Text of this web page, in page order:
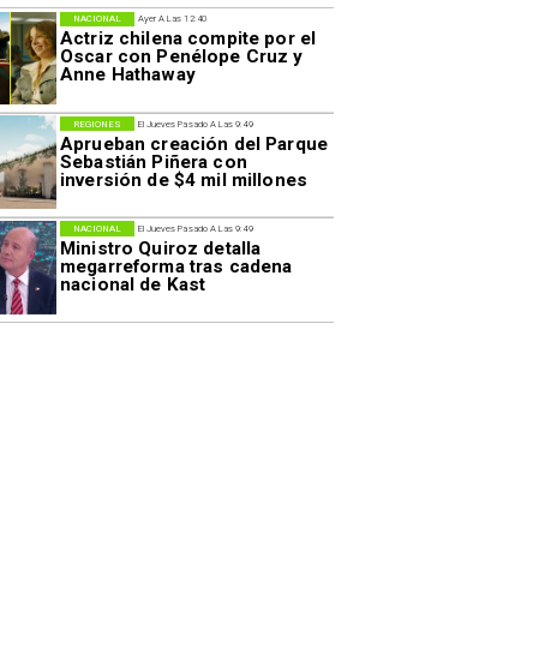
Ayer A Las 12:40
Actriz chilena compite por el
Oscar con Penélope Cruz y
Anne Hathaway
NACIONAL
El Jueves Pasado A Las 9:49
Aprueban creación del Parque
Sebastián Piñera con
inversión de $4 mil millones
REGIONES
El Jueves Pasado A Las 9:49
Ministro Quiroz detalla
megarreforma tras cadena
nacional de Kast
NACIONAL